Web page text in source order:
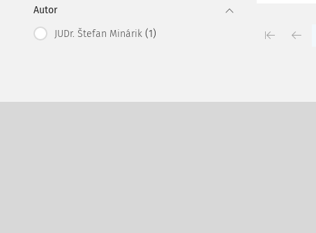
Autor
JUDr. Štefan Minárik (1)